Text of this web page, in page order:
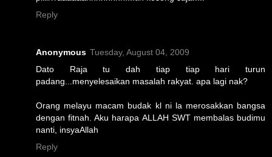
Reply
Anonymous Tuesday, August 04, 2009
Dato Raja tu dah tiap tiap hari turun
padang...menyelesaikan masalah rakyat. apa lagi nak?
Orang melayu macam budak kl ni la merosakkan bangsa
dengan fitnah. Aku harapa ALLAH SWT membalas budimu
nanti, insyaAllah
Reply